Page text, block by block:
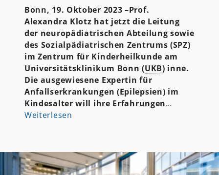
Bonn, 19. Oktober 2023 –Prof.
Alexandra Klotz hat jetzt die Leitung
der neuropädiatrischen Abteilung sowie
des Sozialpädiatrischen Zentrums (SPZ)
im Zentrum für Kinderheilkunde am
Universitätsklinikum Bonn (UKB) inne.
Die ausgewiesene Expertin für
Anfallserkrankungen (Epilepsien) im
Kindesalter will ihre Erfahrungen…
Weiterlesen